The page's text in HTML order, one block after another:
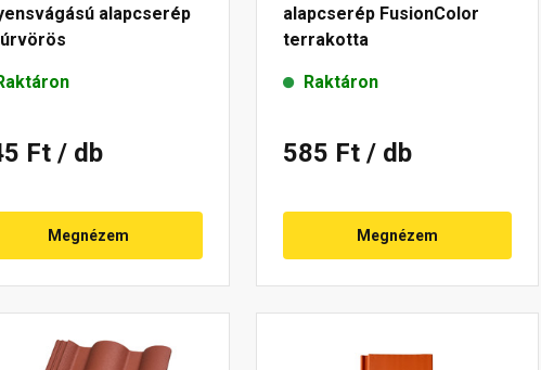
alapcserép
Ft / db
Megnézem
alapcserép FusionColor
terrakotta
Raktáron
585 Ft / db
Megnézem